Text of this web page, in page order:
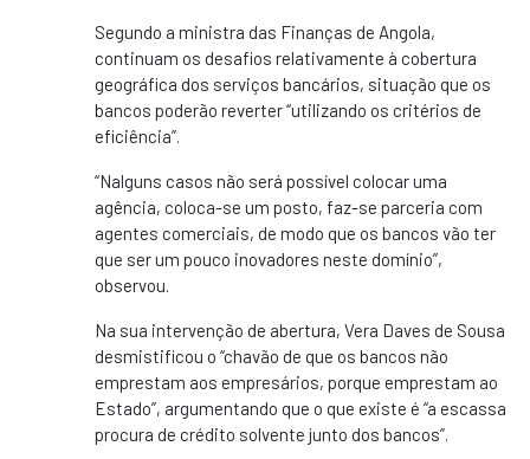
Segundo a ministra das Finanças de Angola,
continuam os desafios relativamente à cobertura
geográfica dos serviços bancários, situação que os
bancos poderão reverter “utilizando os critérios de
eficiência”.
“Nalguns casos não será possível colocar uma
agência, coloca-se um posto, faz-se parceria com
agentes comerciais, de modo que os bancos vão ter
que ser um pouco inovadores neste domínio”,
observou.
Na sua intervenção de abertura, Vera Daves de Sousa
desmistificou o “chavão de que os bancos não
emprestam aos empresários, porque emprestam ao
Estado”, argumentando que o que existe é “a escassa
procura de crédito solvente junto dos bancos”.